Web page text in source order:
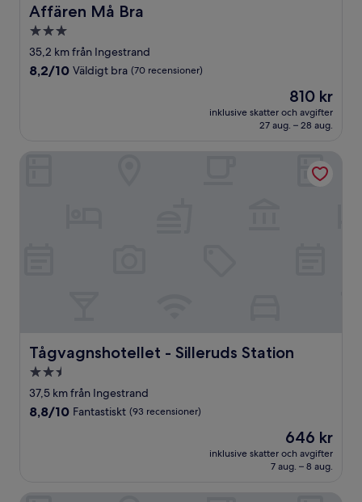
Affären Må Bra
Affären Må Bra
3.0-
stjärnigt
boende
35,2 km från Ingestrand
8.2
8,2/10 Väldigt bra (70 recensioner)
Priset
är
810 kr
810 kr
inklusive skatter och avgifter
27 aug. – 28 aug.
Tågvagnshotellet - Silleruds Station
Tågvagnshotellet - Silleruds Station
2.5-
stjärnigt
boende
37,5 km från Ingestrand
8.8
8,8/10 Fantastiskt (93 recensioner)
Priset
är
646 kr
646 kr
inklusive skatter och avgifter
7 aug. – 8 aug.